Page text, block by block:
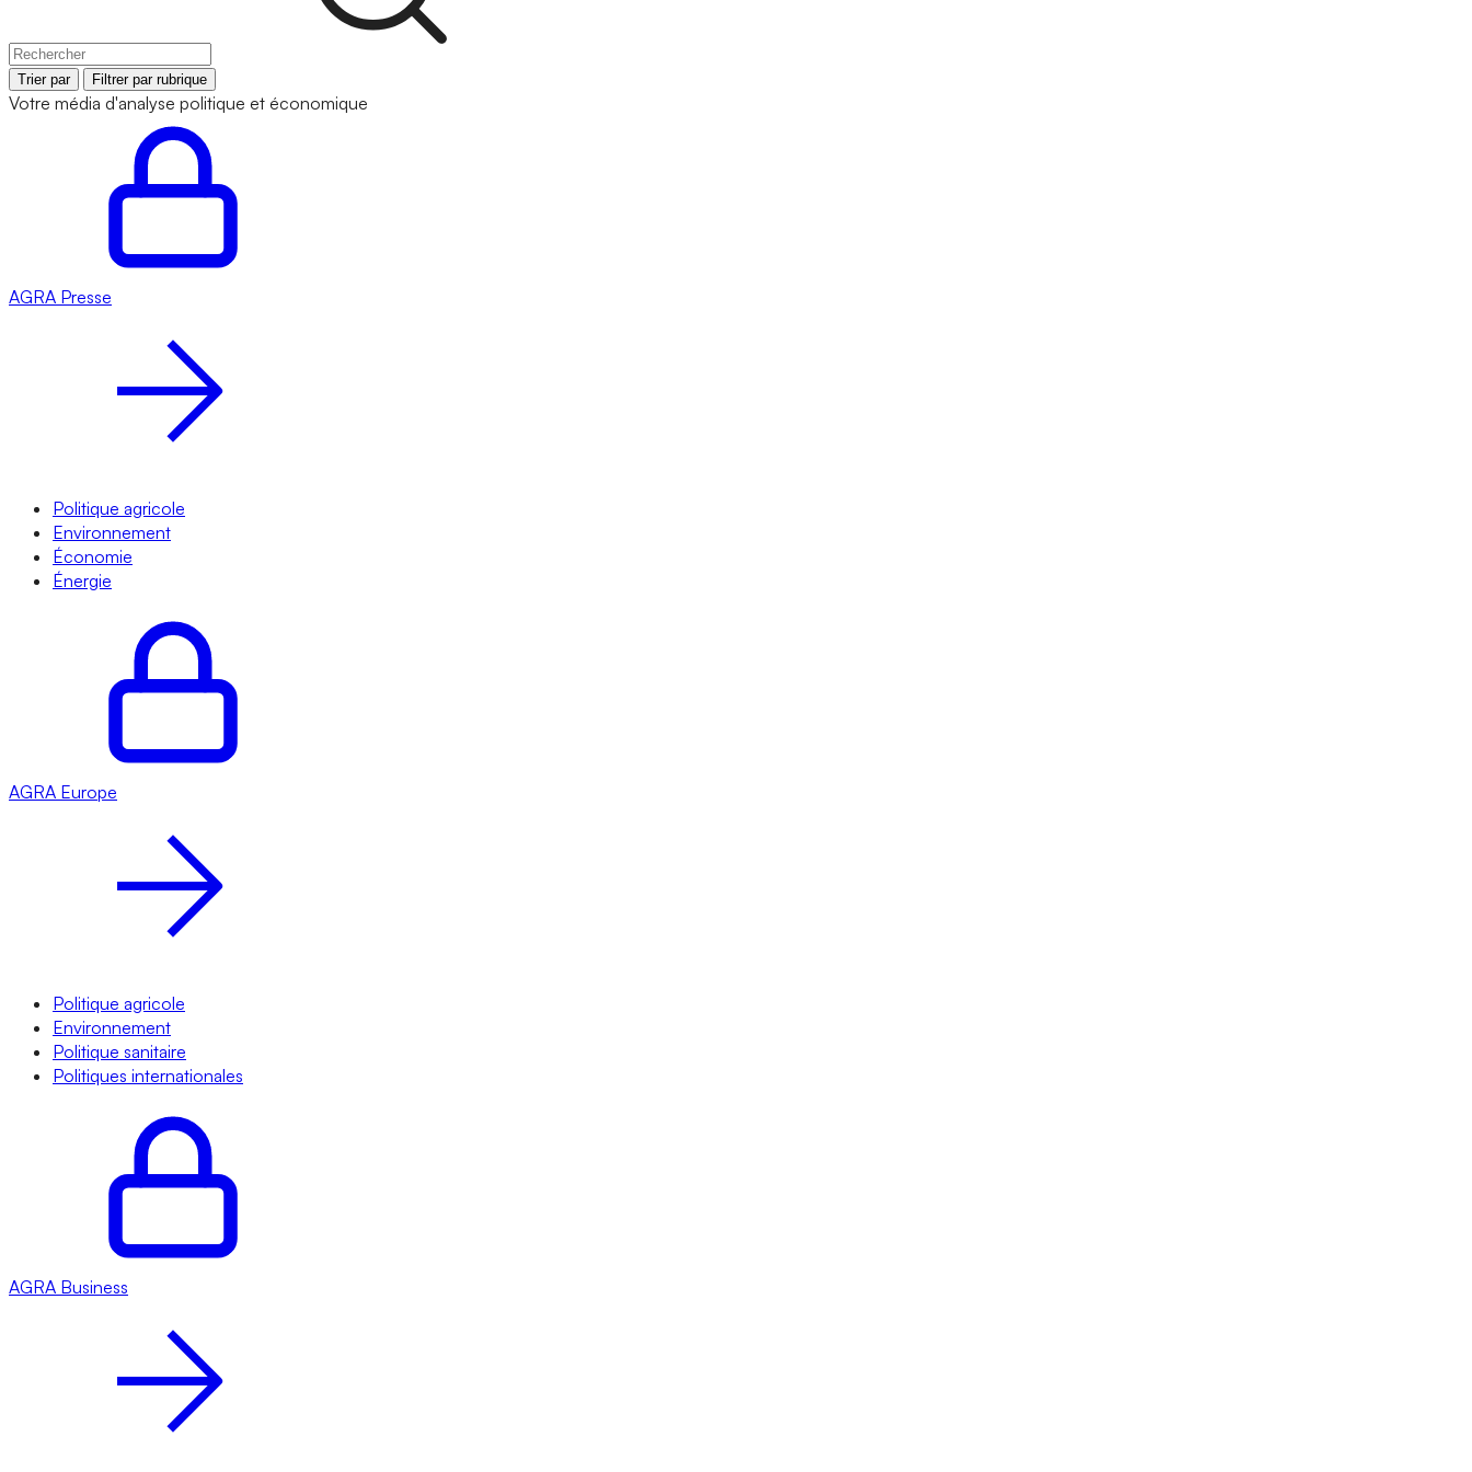
Trier par Filtrer par rubrique
Votre média d'analyse politique et économique
AGRA Presse
Politique agricole
Environnement
Économie
Énergie
AGRA Europe
Politique agricole
Environnement
Politique sanitaire
Politiques internationales
AGRA Business